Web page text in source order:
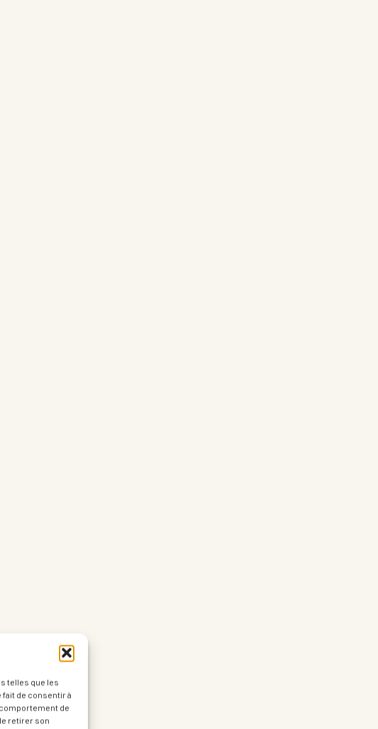
telles que les
de consentir à
de
retirer son